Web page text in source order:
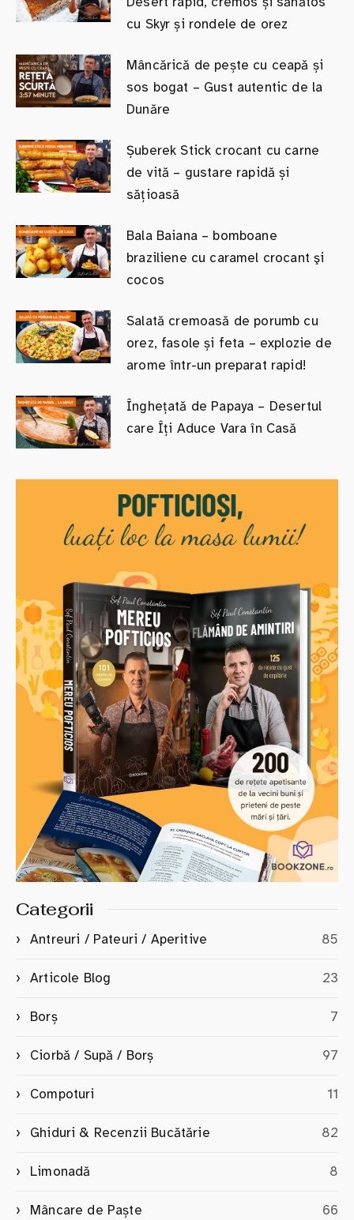
cu Skyr și rondele de orez
Mâncărică de pește cu ceapă și
sos bogat – Gust autentic de la
Dunăre
Șuberek Stick crocant cu carne
de vită – gustare rapidă și
sățioasă
Bala Baiana – bomboane
braziliene cu caramel crocant şi
cocos
Salată cremoasă de porumb cu
orez, fasole și feta – explozie de
arome într-un preparat rapid!
Înghețată de Papaya – Desertul
care Îți Aduce Vara în Casă
Categorii
Antreuri / Pateuri / Aperitive 85
Articole Blog 23
Borș 7
Ciorbă / Supă / Borș 97
Compoturi 11
Ghiduri & Recenzii Bucătărie 82
Limonadă 8
Mâncare de Paște 66